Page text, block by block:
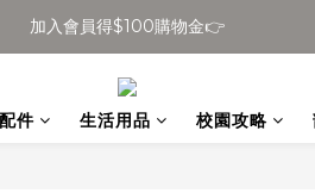
全館滿$699免運
加入會員得$100購物金👉
全館滿$699免運
件 生活用品 校園攻略